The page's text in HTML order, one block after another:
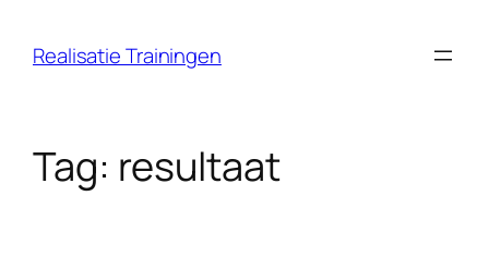
Realisatie Trainingen
Tag: resultaat